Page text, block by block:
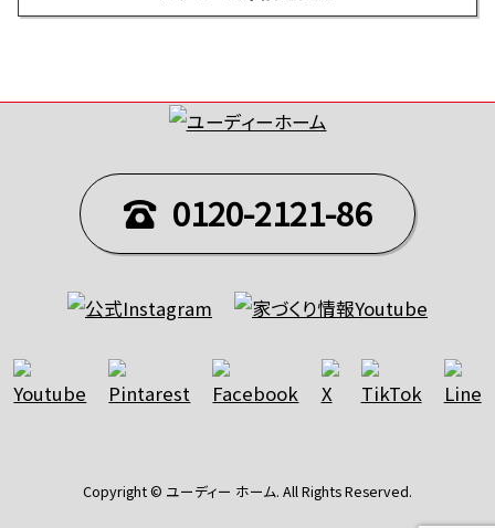
0120-2121-86
Copyright © ユーディー ホーム. All Rights Reserved.